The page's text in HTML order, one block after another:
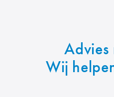
Advies
Wij